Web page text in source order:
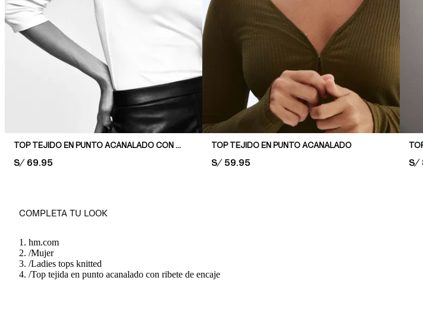
TOP TEJIDO EN PUNTO ACANALADO CON RIBETE DE ENCAJE
PRICE:
S/ 69.95
TOP TEJIDO EN PUNTO ACANALADO
PRICE:
S/ 59.95 S/
COMPLETA TU LOOK
hm.com
/Mujer
/Ladies tops knitted
/Top tejida en punto acanalado con ribete de encaje